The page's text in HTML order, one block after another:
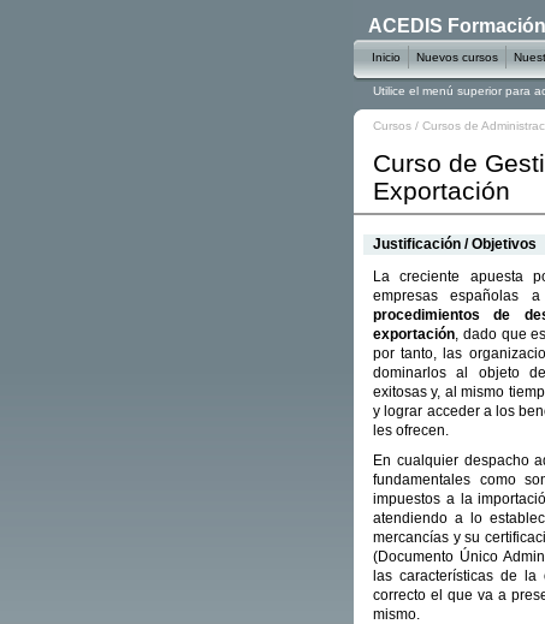
Cursos / Cursos de
Curso de
Exportación
Justificación / Objetivos
La creciente apuesta
empresas españolas
procedimientos de
exportación, dado que
por tanto, las
dominarlos al objeto
exitosas y, al mismo
y lograr acceder a los
les ofrecen.
En cualquier despacho
fundamentales como
impuestos a la
atendiendo a lo
mercancías y su
(Documento Único
las características de la
correcto el que va a
mismo.
ACEDIS
Inicio Nuevos cursos
Utilice el menú superior para